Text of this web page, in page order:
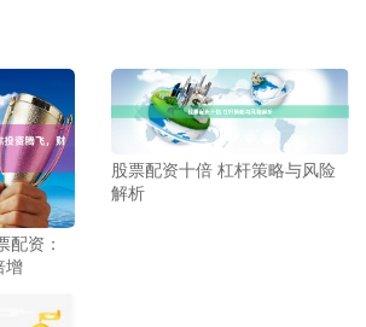
配资：
增
股票配资十倍 杠杆策略与风险
解析